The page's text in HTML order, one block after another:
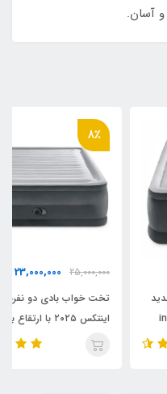
و آسان.
23,000,000 تومان
تخت خواب بادی دو نفره جدید
اینتکس ۲۰۲۵ با ارتقاع بلند کد
intex 64418